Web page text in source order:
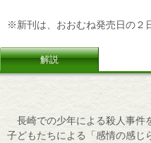
※新刊は、おおむね発売日の２
解説
長崎での少年による殺人事件
子どもたちによる「感情の感じ